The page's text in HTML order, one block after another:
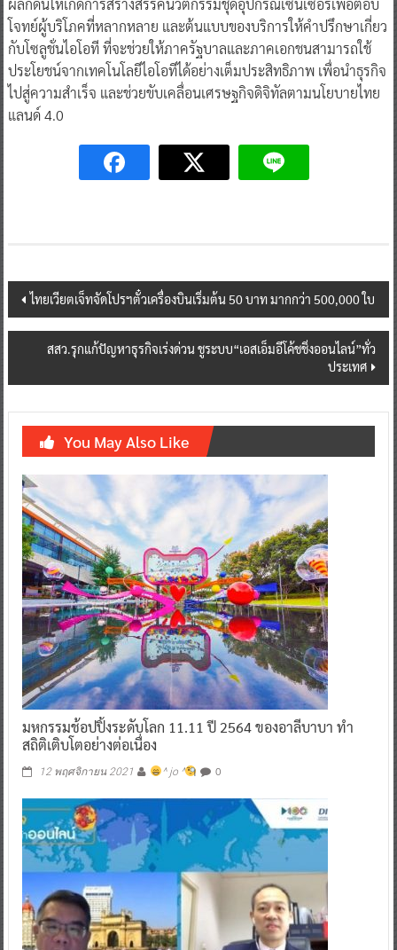
ผลักดันให้เกิดการสร้างสรรค์นวัตกรรมชุดอุปกรณ์เซนเซอร์เพื่อตอบ
โจทย์ผู้บริโภคที่หลากหลาย และต้นแบบของบริการให้คำปรึกษาเกี่ยว
กับโซลูชั่นไอโอที ที่จะช่วยให้ภาครัฐบาลและภาคเอกชนสามารถใช้
ประโยชน์จากเทคโนโลยีไอโอทีได้อย่างเต็มประสิทธิภาพ เพื่อนำธุรกิจ
ไปสู่ความสำเร็จ และช่วยขับเคลื่อนเศรษฐกิจดิจิทัลตามนโยบายไทย
แลนด์ 4.0
Post
navigation
ไทยเวียตเจ็ทจัดโปรฯตั๋วเครื่องบินเริ่มต้น 50 บาท มากกว่า 500,000 ใบ
สสว.รุกแก้ปัญหาธุรกิจเร่งด่วน ชูระบบ“เอสเอ็มอีโค้ชชิ่งออนไลน์”ทั่ว
ประเทศ
You May Also Like
มหกรรมช้อปปิ้งระดับโลก 11.11 ปี 2564 ของอาลีบาบา ทำ
สถิติเติบโตอย่างต่อเนื่อง
12 พฤศจิกายน 2021 ^ jo ^ 0